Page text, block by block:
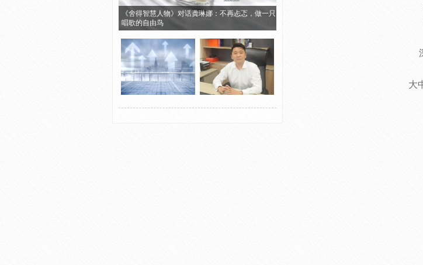
《舍得智慧人物》对话龚琳娜：不再忐忑，做一只
唱歌的自由鸟
大